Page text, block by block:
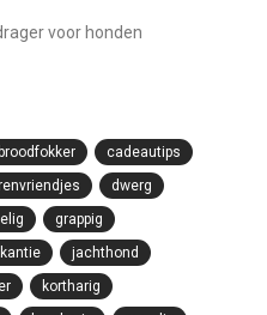
voor honden
broodfokker
cadeautips
dwerg
grappig
jachthond
kortharig